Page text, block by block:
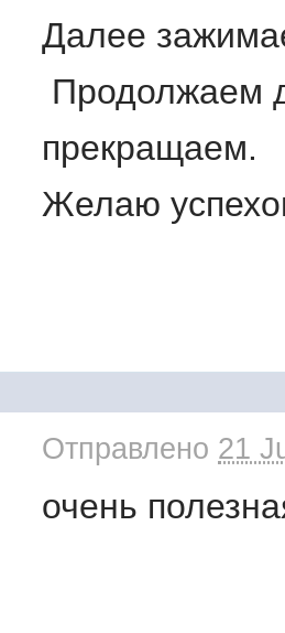
Далее
Продолжаем
прекращаем.
Желаю
Отправлено 21
очень